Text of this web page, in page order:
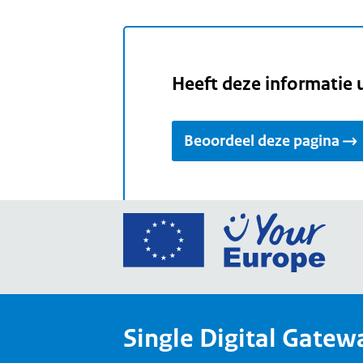
Heeft deze informatie
Beoordeel deze pagina
Ga
Your
Single Digital